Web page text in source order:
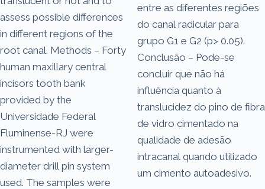
assess possible differences
in different regions of the
root canal. Methods – Forty
human maxillary central
incisors tooth bank
provided by the
Universidade Federal
Fluminense-RJ were
instrumented with larger-
diameter drill pin system
used. The samples were
entre as diferentes regiões
do canal radicular para
grupo G1 e G2 (p> 0.05).
Conclusão – Pode-se
concluir que não há
influência quanto à
translucidez do pino de fibra
de vidro cimentado na
qualidade de adesão
intracanal quando utilizado
um cimento autoadesivo.